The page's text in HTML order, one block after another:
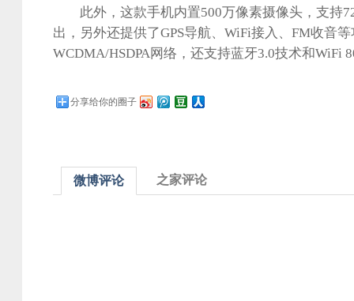
此外，这款手机内置500万像素摄像头，支持
出，另外还提供了GPS导航、WiFi接入、FM收音
WCDMA/HSDPA网络，还支持蓝牙3.0技术和WiFi
分享给你的圈子
微博评论 之家评论